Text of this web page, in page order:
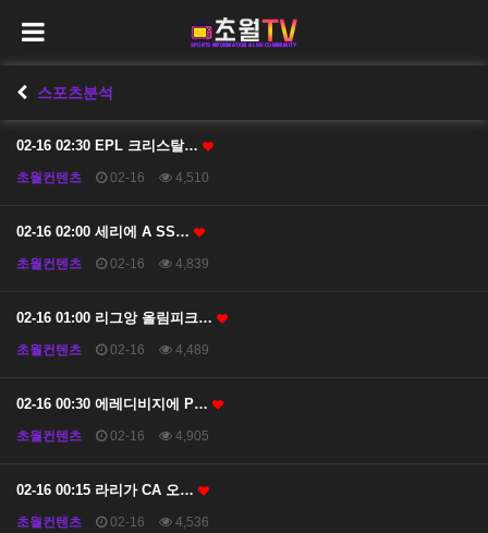
스포츠분석
02-16 02:30 EPL 크리스탈…
초월컨텐츠 02-16 4,510
02-16 02:00 세리에 A SS…
초월컨텐츠 02-16 4,839
02-16 01:00 리그앙 올림피크…
초월컨텐츠 02-16 4,489
02-16 00:30 에레디비지에 P…
초월컨텐츠 02-16 4,905
02-16 00:15 라리가 CA 오…
초월컨텐츠 02-16 4,536